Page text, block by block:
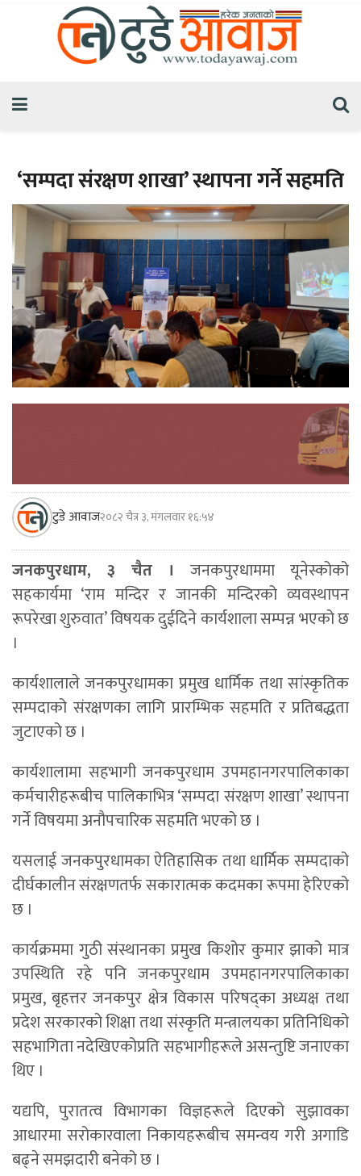
‘सम्पदा संरक्षण शाखा’ स्थापना गर्ने सहमति
टुडे आवाज२०८२ चैत्र ३, मंगलवार १६:५४
जनकपुरधाम, ३ चैत । जनकपुरधाममा यूनेस्कोको
सहकार्यमा ‘राम मन्दिर र जानकी मन्दिरको व्यवस्थापन
रूपरेखा शुरुवात’ विषयक दुईदिने कार्यशाला सम्पन्न भएको छ
।
कार्यशालाले जनकपुरधामका प्रमुख धार्मिक तथा सांस्कृतिक
सम्पदाको संरक्षणका लागि प्रारम्भिक सहमति र प्रतिबद्धता
जुटाएको छ ।
कार्यशालामा सहभागी जनकपुरधाम उपमहानगरपालिकाका
कर्मचारीहरूबीच पालिकाभित्र ‘सम्पदा संरक्षण शाखा’ स्थापना
गर्ने विषयमा अनौपचारिक सहमति भएको छ ।
यसलाई जनकपुरधामका ऐतिहासिक तथा धार्मिक सम्पदाको
दीर्घकालीन संरक्षणतर्फ सकारात्मक कदमका रूपमा हेरिएको
छ ।
कार्यक्रममा गुठी संस्थानका प्रमुख किशोर कुमार झाको मात्र
उपस्थिति रहे पनि जनकपुरधाम उपमहानगरपालिकाका
प्रमुख, बृहत्तर जनकपुर क्षेत्र विकास परिषद्का अध्यक्ष तथा
प्रदेश सरकारको शिक्षा तथा संस्कृति मन्त्रालयका प्रतिनिधिको
सहभागिता नदेखिएकोप्रति सहभागीहरूले असन्तुष्टि जनाएका
थिए ।
यद्यपि, पुरातत्व विभागका विज्ञहरूले दिएको सुझावका
आधारमा सरोकारवाला निकायहरूबीच समन्वय गरी अगाडि
बढ्ने समझदारी बनेको छ ।